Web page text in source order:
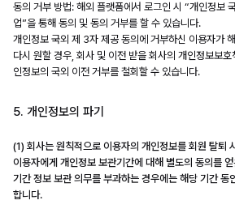
동의 거부 방법: 해외 플랫폼에서 로그인 시 “개인정보
업”을 통해 동의 및 동의 거부를 할 수 있습니다.
개인정보 국외 제 3자 제공 동의에 거부하신 이용자가
다시 원할 경우, 회사 및 이전 받을 회사의 개인정보보
인정보의 국외 이전 거부를 철회할 수 있습니다.
5. 개인정보의 파기
(1) 회사는 원칙적으로 이용자의 개인정보를 회원 탈퇴
이용자에게 개인정보 보관기간에 대해 별도의 동의를
기간 정보 보관 의무를 부과하는 경우에는 해당 기간 동
합니다.